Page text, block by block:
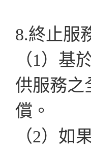
8.終止服
（1）基
供服務之
償。
（2）如